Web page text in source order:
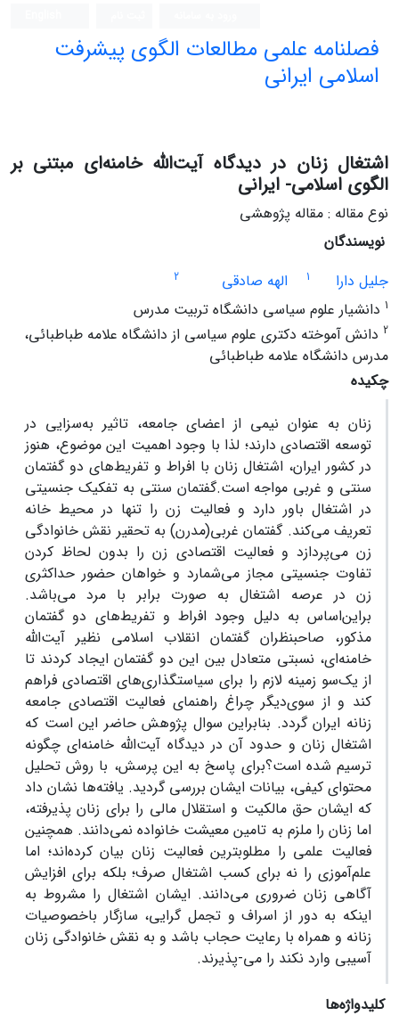
فصلنامه علمی مطالعات الگوی پیشرفت
اسلامی ایرانی
اشتغال زنان در دیدگاه آیت‌الله خامنه‌ای مبتنی بر
الگوی اسلامی- ایرانی
نوع مقاله : مقاله پژوهشی
نویسندگان
جلیل دارا
1 الهه صادقی
2
1 دانشیار علوم سیاسی دانشگاه تربیت مدرس
2 دانش آموخته دکتری علوم سیاسی از دانشگاه علامه طباطبائی،
مدرس دانشگاه علامه طباطبائی
چکیده
زنان به عنوان نیمی از اعضای جامعه، تاثیر به‌سزایی در
توسعه اقتصادی دارند؛ لذا با وجود اهمیت این موضوع، هنوز
در کشور ایران، اشتغال زنان با افراط و تفریط‌های دو گفتمان
سنتی و غربی مواجه است.گفتمان سنتی به تفکیک جنسیتی
در اشتغال باور دارد و فعالیت زن را تنها در محیط خانه
تعریف می‌کند. گفتمان غربی(مدرن) به تحقیر نقش خانوادگی
زن می‌پردازد و فعالیت اقتصادی زن را بدون لحاظ کردن
تفاوت جنسیتی مجاز می‌شمارد و خواهان حضور حداکثری
زن در عرصه اشتغال به صورت برابر با مرد می‌باشد.
براین‌اساس به دلیل وجود افراط و تفریط‌های دو گفتمان
مذکور، صاحبنظران گفتمان انقلاب اسلامی نظیر آیت‌الله
خامنه‌ای، نسبتی متعادل بین این دو گفتمان ایجاد کردند تا
از یک‌سو زمینه لازم را برای سیاستگذاری‌های اقتصادی فراهم
کند و از سوی‌دیگر چراغ راهنمای فعالیت اقتصادی جامعه
زنانه ایران گردد. بنابراین سوال پژوهش حاضر این است که
اشتغال زنان و حدود آن در دیدگاه آیت‌الله خامنه‌ای چگونه
ترسیم شده است؟برای پاسخ به این پرسش، با روش تحلیل
محتوای کیفی، بیانات ایشان بررسی گردید. یافته‌ها نشان داد
که ایشان حق مالکیت و استقلال مالی را برای زنان پذیرفته،
اما زنان را ملزم به تامین معیشت خانواده نمی‌دانند. همچنین
فعالیت علمی را مطلوبترین فعالیت زنان بیان کرده‌اند؛ اما
علم‌آموزی را نه برای کسب اشتغال صرف؛ بلکه برای افزایش
آگاهی زنان ضروری می‌دانند. ایشان اشتغال را مشروط به
اینکه به دور از اسراف و تجمل گرایی، سازگار باخصوصیات
زنانه و همراه با رعایت حجاب باشد و به نقش خانوادگی زنان
آسیبی وارد نکند را می-پذیرند.
کلیدواژه‌ها